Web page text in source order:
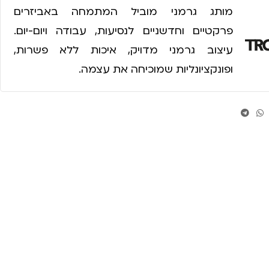
מותג גרמני מוביל המתמחה באביזרים
פרקטיים וחדשניים לנסיעות, עבודה ויום-יום.
עיצוב גרמני מדויק, איכות ללא פשרות,
ופונקציונליות שמוכיחה את עצמה.